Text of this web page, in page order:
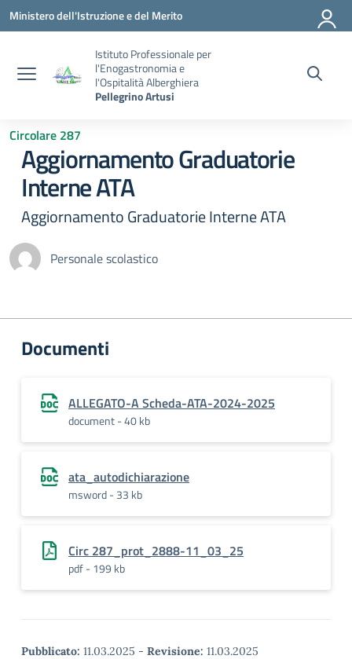
Vai ai contenuti
Vai al menu di navigazione
Vai al footer
Ministero dell'Istruzione e del Merito
Istituto Professionale per
l'Enogastronomia e
l'Ospitalità Alberghiera
Pellegrino Artusi
Circolare 287
Aggiornamento Graduatorie
Interne ATA
Aggiornamento Graduatorie Interne ATA
Personale scolastico
Documenti
ALLEGATO-A Scheda-ATA-2024-2025
document - 40 kb
ata_autodichiarazione
msword - 33 kb
Circ 287_prot_2888-11_03_25
pdf - 199 kb
Pubblicato: 11.03.2025 - Revisione: 11.03.2025